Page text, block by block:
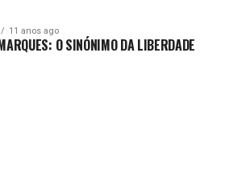
11 anos ago
O SINÓNIMO DA LIBERDADE